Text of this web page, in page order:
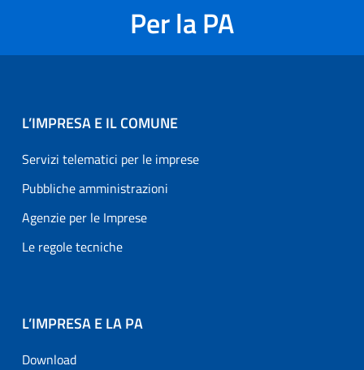
Per la PA
L’IMPRESA E IL COMUNE
Servizi telematici per le imprese
Pubbliche amministrazioni
Agenzie per le Imprese
Le regole tecniche
L’IMPRESA E LA PA
Download